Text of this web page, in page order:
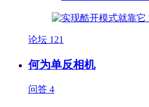
论坛 121
何为单反相机
问答 4